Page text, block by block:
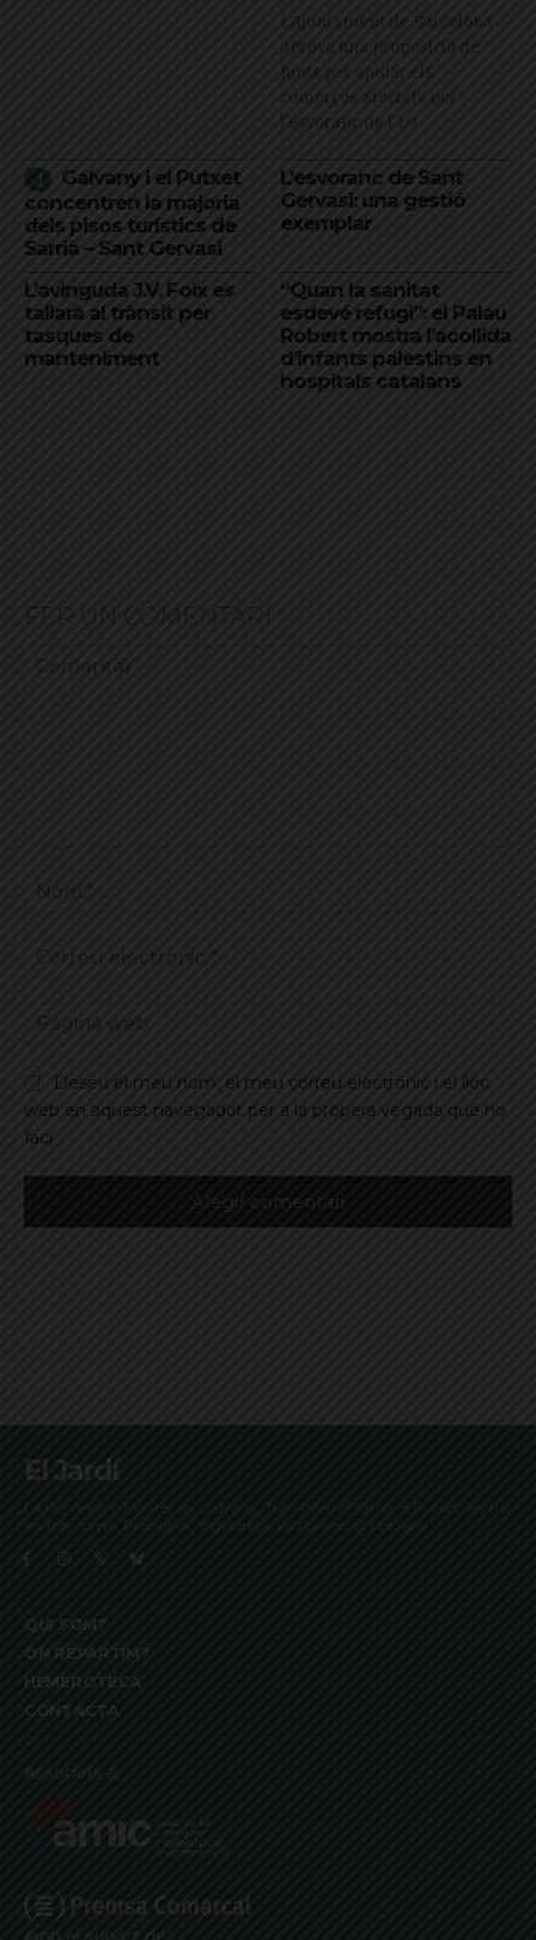
L’Ajuntament de Barcelona
aprova una proposició de
Junts per ajudar els
comerços afectats per
l'esvoranc de l'L9
Galvany i el Putxet
concentren la majoria
dels pisos turístics de
Sarrià – Sant Gervasi
L’esvoranc de Sant
Gervasi: una gestió
exemplar
L’avinguda J.V. Foix es
tallarà al trànsit per
tasques de
manteniment
“Quan la sanitat
esdevé refugi”: el Palau
Robert mostra l’acollida
d’infants palestins en
hospitals catalans
FER UN COMENTARI
Deseu el meu nom, el meu correu electrònic i el lloc
web en aquest navegador per a la propera vegada que ho
faci.
El Jardí
La Bonanova, Monterols, Galvany, Turó Parc, el Farró, el Putxet, Sarrià,
les Tres Torres, Pedralbes, Vallvidrera, les Planes i el Tibidabo
QUI SOM?
ON REPARTIM?
HEMEROTECA
CONTACTA
Associats a: